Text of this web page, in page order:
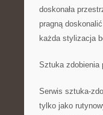
doskonała
pragną
każda stylizacja
Sztuka zdobienia
Serwis sztuka-
tylko jako